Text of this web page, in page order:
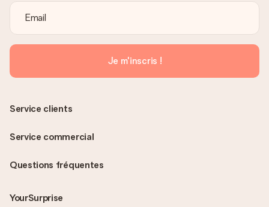
Je m'inscris !
Questions fréquentes
YourSurprise
Service clients
Service commercial